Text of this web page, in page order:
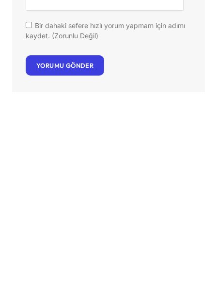
Bir dahaki sefere hızlı yorum yapmam için adımı
kaydet. (Zorunlu Değil)